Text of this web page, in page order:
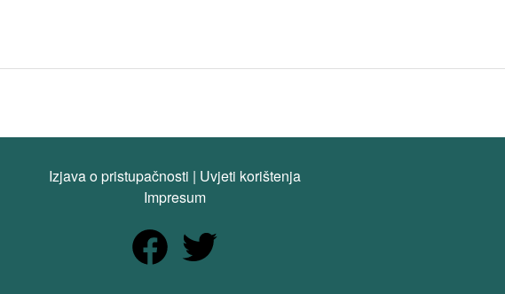
Izjava o pristupačnosti | Uvjeti korištenja
Impresum